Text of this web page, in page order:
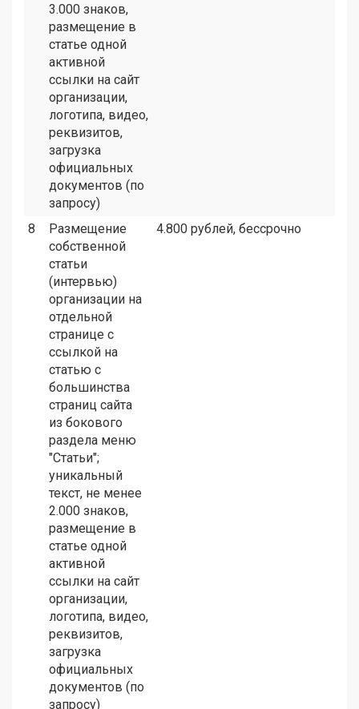
3.000 знаков,
размещение в
статье одной
активной
ссылки на сайт
организации,
логотипа, видео,
реквизитов,
загрузка
официальных
документов (по
запросу)
8
Размещение
собственной
статьи
(интервью)
организации на
отдельной
странице с
ссылкой на
статью с
большинства
страниц сайта
из бокового
раздела меню
"Статьи";
уникальный
текст, не менее
2.000 знаков,
размещение в
статье одной
активной
ссылки на сайт
организации,
логотипа, видео,
реквизитов,
загрузка
официальных
документов (по
запросу)
4.800 рублей, бессрочно